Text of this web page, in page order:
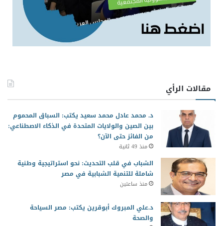
مقالات الرأي
د. محمد عادل محمد سعيد يكتب: السباق المحموم
بين الصين والولايات المتحدة في الذكاء الاصطناعي:
من الفائز حتى الآن؟
منذ 49 ثانية
الشباب في قلب التحديث: نحو استراتيجية وطنية
شاملة للتنمية الشبابية في مصر
منذ ساعتين
د.علي المبروك أبوقرين يكتب: مصر السياحة
والصحة